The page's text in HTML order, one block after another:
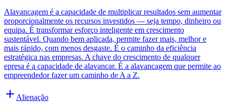
Alavancagem é a capacidade de multiplicar resultados sem aumentar
proporcionalmente os recursos investidos — seja tempo, dinheiro ou
equipa. É transformar esforço inteligente em crescimento
sustentável. Quando bem aplicada, permite fazer mais, melhor e
mais rápido, com menos desgaste. É o caminho da eficiência
estratégica nas empresas. A chave do crescimento de qualquer
epresa é a capacidade de alavancar. É a alavancagem que permite ao
empreendedor fazer um caminho de A a Z.
Alienação